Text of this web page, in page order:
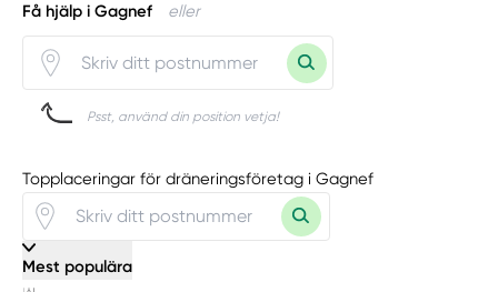
Få hjälp i Gagnef eller
Psst, använd din position vetja!
Topplaceringar för dräneringsföretag i Gagnef
Mest populära